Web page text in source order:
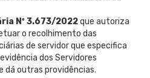
Nº 3.673/2022que autoriza
o recolhimento das
de servidor que especifica
dos Servidores
dá outras providências.